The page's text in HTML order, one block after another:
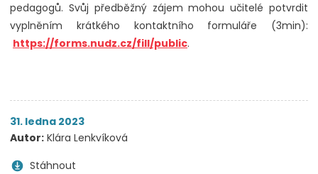
pedagogů. Svůj předběžný zájem mohou učitelé potvrdit
vyplněním krátkého kontaktního formuláře (3min):
https://forms.nudz.cz/fill/public.
31. ledna 2023
Autor: Klára Lenkvíková
Stáhnout